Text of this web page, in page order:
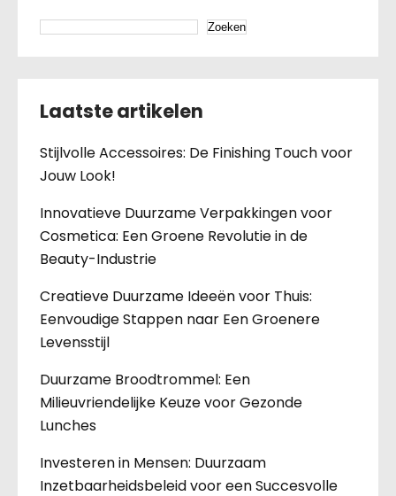
Zoeken
Laatste artikelen
Stijlvolle Accessoires: De Finishing Touch voor
Jouw Look!
Innovatieve Duurzame Verpakkingen voor
Cosmetica: Een Groene Revolutie in de
Beauty-Industrie
Creatieve Duurzame Ideeën voor Thuis:
Eenvoudige Stappen naar Een Groenere
Levensstijl
Duurzame Broodtrommel: Een
Milieuvriendelijke Keuze voor Gezonde
Lunches
Investeren in Mensen: Duurzaam
Inzetbaarheidsbeleid voor een Succesvolle